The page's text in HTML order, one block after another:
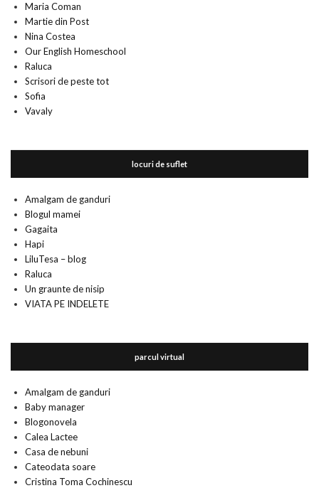
Maria Coman
Martie din Post
Nina Costea
Our English Homeschool
Raluca
Scrisori de peste tot
Sofia
Vavaly
locuri de suflet
Amalgam de ganduri
Blogul mamei
Gagaita
Hapi
LiluTesa – blog
Raluca
Un graunte de nisip
VIATA PE INDELETE
parcul virtual
Amalgam de ganduri
Baby manager
Blogonovela
Calea Lactee
Casa de nebuni
Cateodata soare
Cristina Toma Cochinescu